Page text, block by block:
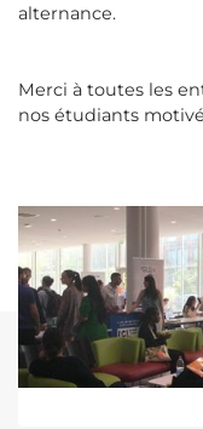
alternance.
Merci à toutes les
nos étudiants